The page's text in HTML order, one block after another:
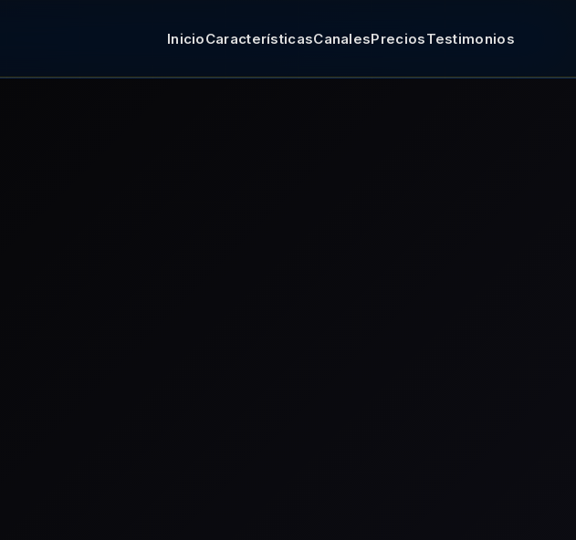
InicioCaracterísticasCanalesPreciosTestimonios